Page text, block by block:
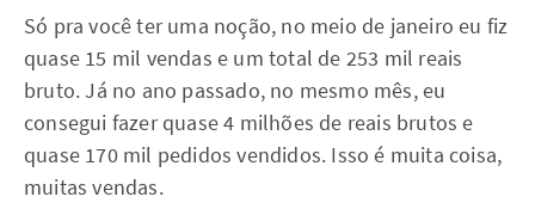
Só pra você ter uma noção, no meio de janeiro eu fiz
quase 15 mil vendas e um total de 253 mil reais
bruto. Já no ano passado, no mesmo mês, eu
consegui fazer quase 4 milhões de reais brutos e
quase 170 mil pedidos vendidos. Isso é muita coisa,
muitas vendas.